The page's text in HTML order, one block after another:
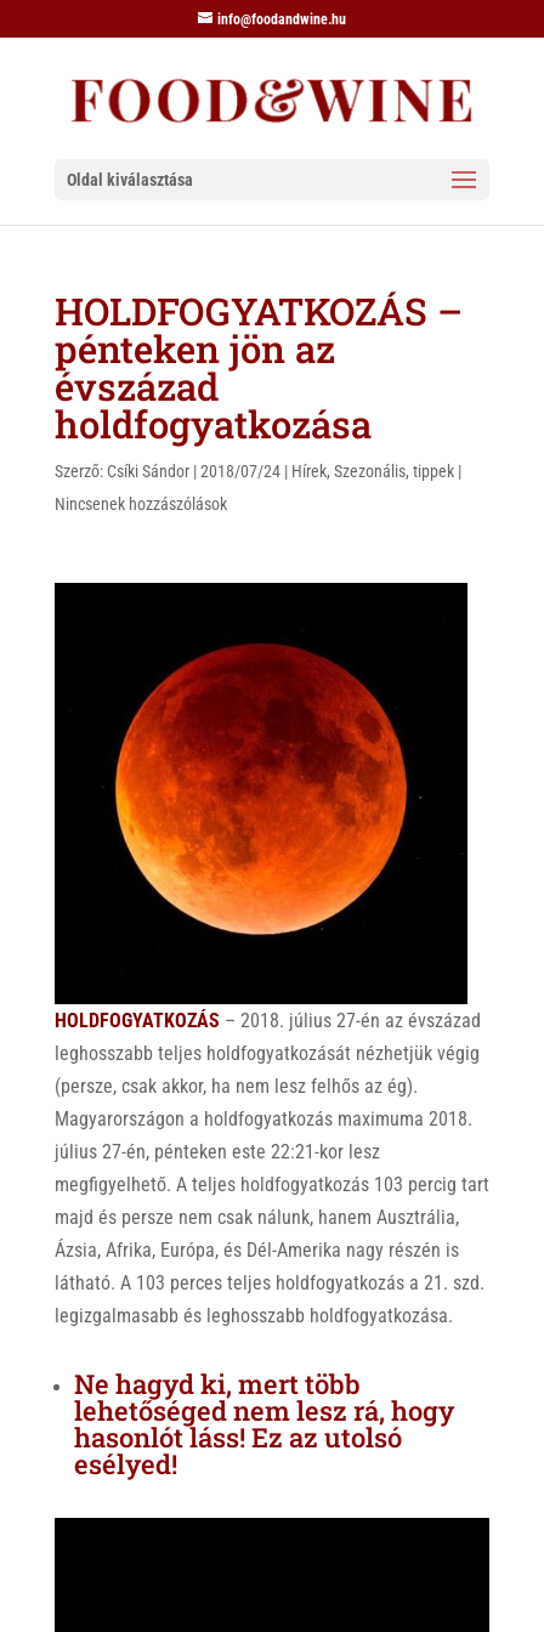
info@foodandwine.hu
Oldal kiválasztása
HOLDFOGYATKOZÁS –
pénteken jön az
évszázad
holdfogyatkozása
Szerző: Csíki Sándor|2018/07/24| Hírek, Szezonális, tippek|
Nincsenek hozzászólások
HOLDFOGYATKOZÁS – 2018. július 27-én az évszázad
leghosszabb teljes holdfogyatkozását nézhetjük végig
(persze, csak akkor, ha nem lesz felhős az ég).
Magyarországon a holdfogyatkozás maximuma 2018.
július 27-én, pénteken este 22:21-kor lesz
megfigyelhető. A teljes holdfogyatkozás 103 percig tart
majd és persze nem csak nálunk, hanem Ausztrália,
Ázsia, Afrika, Európa, és Dél-Amerika nagy részén is
látható. A 103 perces teljes holdfogyatkozás a 21. szd.
legizgalmasabb és leghosszabb holdfogyatkozása.
Ne hagyd ki, mert több
lehetőséged nem lesz rá, hogy
hasonlót láss! Ez az utolsó
esélyed!